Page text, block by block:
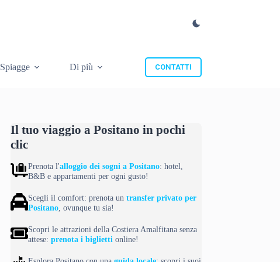
Spiagge Di più CONTATTI
Il tuo viaggio a Positano in pochi
clic
Prenota l'alloggio dei sogni a Positano: hotel,
B&B e appartamenti per ogni gusto!
Scegli il comfort: prenota untransfer privato per
Positano, ovunque tu sia!
Scopri le attrazioni della Costiera Amalfitana senza
attese:prenota i biglietti online!